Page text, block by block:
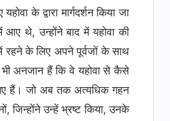
के द्वारा मार्गदर्शन किया जा
आए थे, उन्होंने बाद में यहोवा की
रहने के लिए अपने पूर्वजों के साथ
अनजान हैं कि वे यहोवा से कैसे
हैं। जो अब तक अत्यधिक गहन
जिन्होंने उन्हें भ्रष्ट किया, उनके